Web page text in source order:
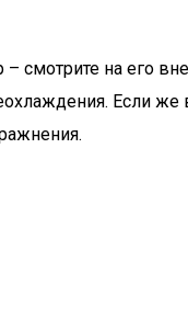
– смотрите на его
Если